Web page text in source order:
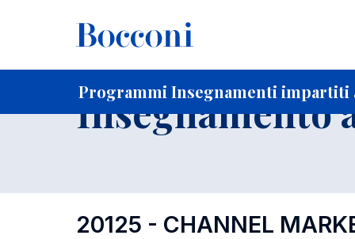
Programmi Insegnamenti impartiti
Home Per studenti iscritti
Insegnamento
20125 - CHANNEL